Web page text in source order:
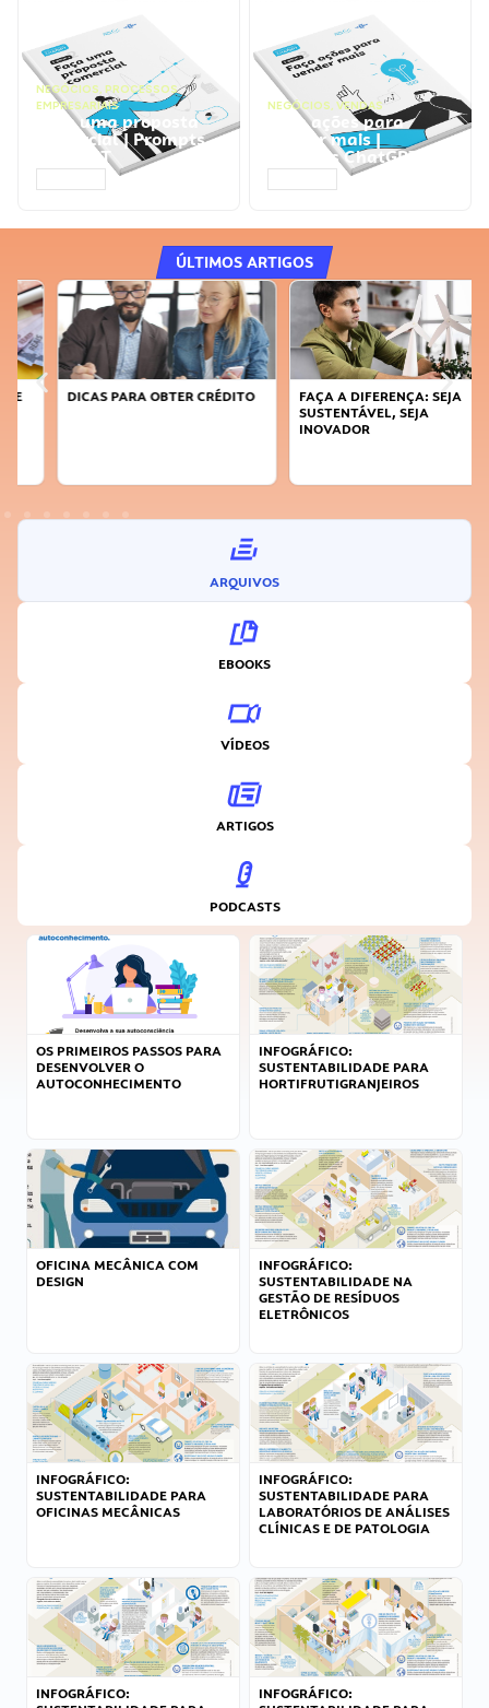
NEGÓCIOS, PROCESSOS
EMPRESARIAIS
Faça uma proposta
comercial | Prompts
ChatGPT
NEGÓCIOS, VENDAS
Faça ações para
vender mais |
Prompts ChatGPT
ÚLTIMOS ARTIGOS
DICAS PARA OBTER CRÉDITO
FAÇA A DIFERENÇA: SEJA
SUSTENTÁVEL, SEJA
INOVADOR
ARQUIVOS
EBOOKS
VÍDEOS
ARTIGOS
PODCASTS
OS PRIMEIROS PASSOS PARA
DESENVOLVER O
AUTOCONHECIMENTO
INFOGRÁFICO:
SUSTENTABILIDADE PARA
HORTIFRUTIGRANJEIROS
OFICINA MECÂNICA COM
DESIGN
INFOGRÁFICO:
SUSTENTABILIDADE NA
GESTÃO DE RESÍDUOS
ELETRÔNICOS
INFOGRÁFICO:
SUSTENTABILIDADE PARA
OFICINAS MECÂNICAS
INFOGRÁFICO:
SUSTENTABILIDADE PARA
LABORATÓRIOS DE ANÁLISES
CLÍNICAS E DE PATOLOGIA
INFOGRÁFICO:
INFOGRÁFICO: